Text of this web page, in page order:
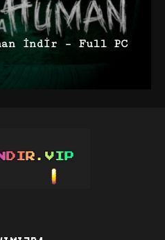
İndir – Full PC